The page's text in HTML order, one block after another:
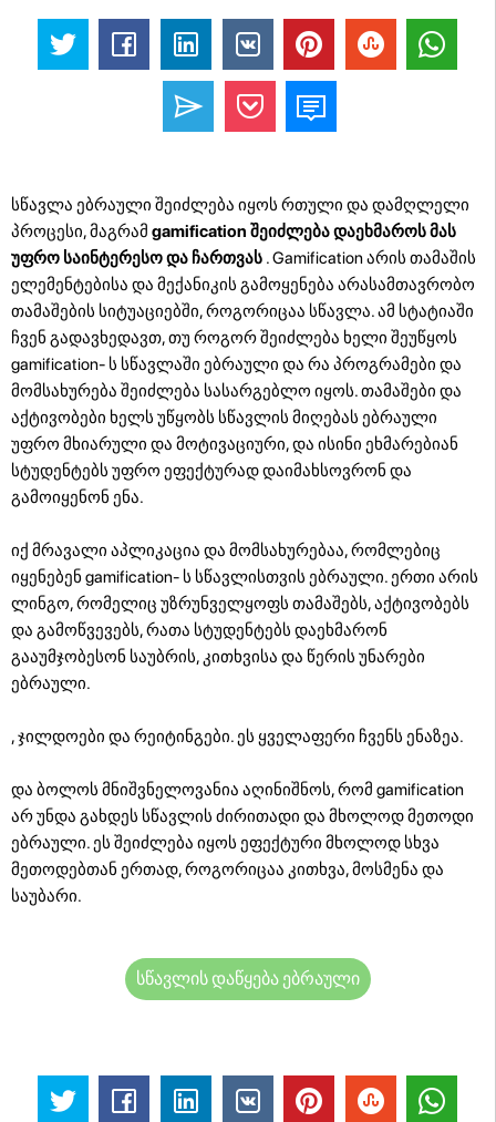
სწავლა ებრაული შეიძლება იყოს რთული და დამღლელი
პროცესი, მაგრამ gamification შეიძლება დაეხმაროს მას
უფრო საინტერესო და ჩართვას . Gamification არის თამაშის
ელემენტებისა და მექანიკის გამოყენება არასამთავრობო
თამაშების სიტუაციებში, როგორიცაა სწავლა. ამ სტატიაში
ჩვენ გადავხედავთ, თუ როგორ შეიძლება ხელი შეუწყოს
gamification- ს სწავლაში ებრაული და რა პროგრამები და
მომსახურება შეიძლება სასარგებლო იყოს. თამაშები და
აქტივობები ხელს უწყობს სწავლის მიღებას ებრაული
უფრო მხიარული და მოტივაციური, და ისინი ეხმარებიან
სტუდენტებს უფრო ეფექტურად დაიმახსოვრონ და
გამოიყენონ ენა.
იქ მრავალი აპლიკაცია და მომსახურებაა, რომლებიც
იყენებენ gamification- ს სწავლისთვის ებრაული. ერთი არის
ლინგო, რომელიც უზრუნველყოფს თამაშებს, აქტივობებს
და გამოწვევებს, რათა სტუდენტებს დაეხმარონ
გააუმჯობესონ საუბრის, კითხვისა და წერის უნარები
ებრაული.
, ჯილდოები და რეიტინგები. ეს ყველაფერი ჩვენს ენაზეა.
და ბოლოს მნიშვნელოვანია აღინიშნოს, რომ gamification
არ უნდა გახდეს სწავლის ძირითადი და მხოლოდ მეთოდი
ებრაული. ეს შეიძლება იყოს ეფექტური მხოლოდ სხვა
მეთოდებთან ერთად, როგორიცაა კითხვა, მოსმენა და
საუბარი.
სწავლის დაწყება ებრაული